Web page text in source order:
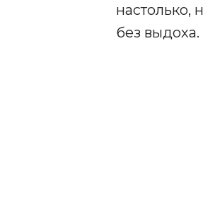
настолько,
без выдоха.